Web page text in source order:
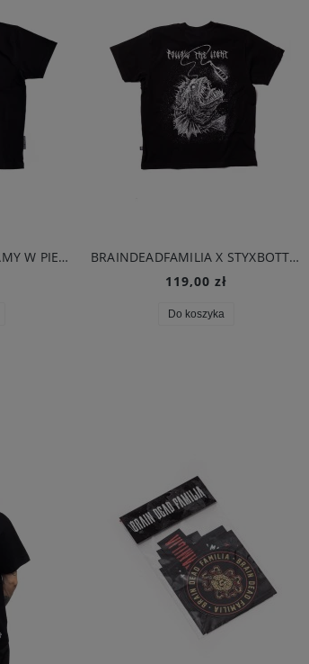
DEMONOLOGIA - WITAMY W PIEKLE T-SHIRT CZARNY
BRAINDEADFAMILIA X STYXBOTTLEDWATER - ŻABNICA T-SHIRT CZARNY
119,00 zł
Do koszyka